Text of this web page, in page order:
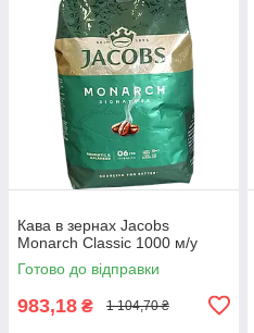
Кава в зернах Jacobs
Monarch Classic 1000 м/у
Готово до відправки
983,18 ₴ 1 104,70 ₴